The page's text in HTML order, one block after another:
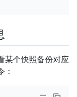
某个快照备份对应
：